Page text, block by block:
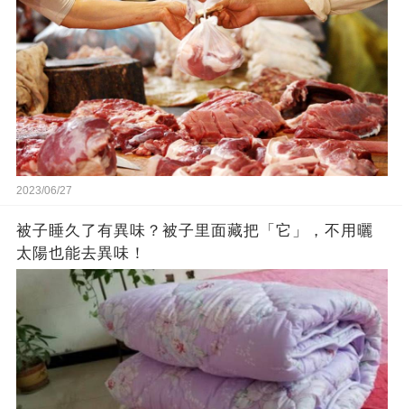
2023/06/27
被子睡久了有異味？被子里面藏把「它」，不用曬
太陽也能去異味！